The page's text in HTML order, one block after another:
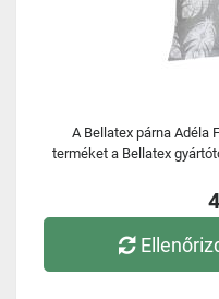
A Bellatex párna Adéla
terméket a Bellatex